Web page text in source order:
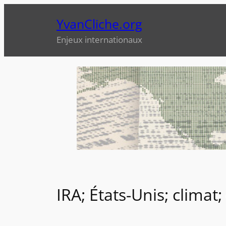
YvanCliche.org
Enjeux internationaux
IRA; États-Unis;